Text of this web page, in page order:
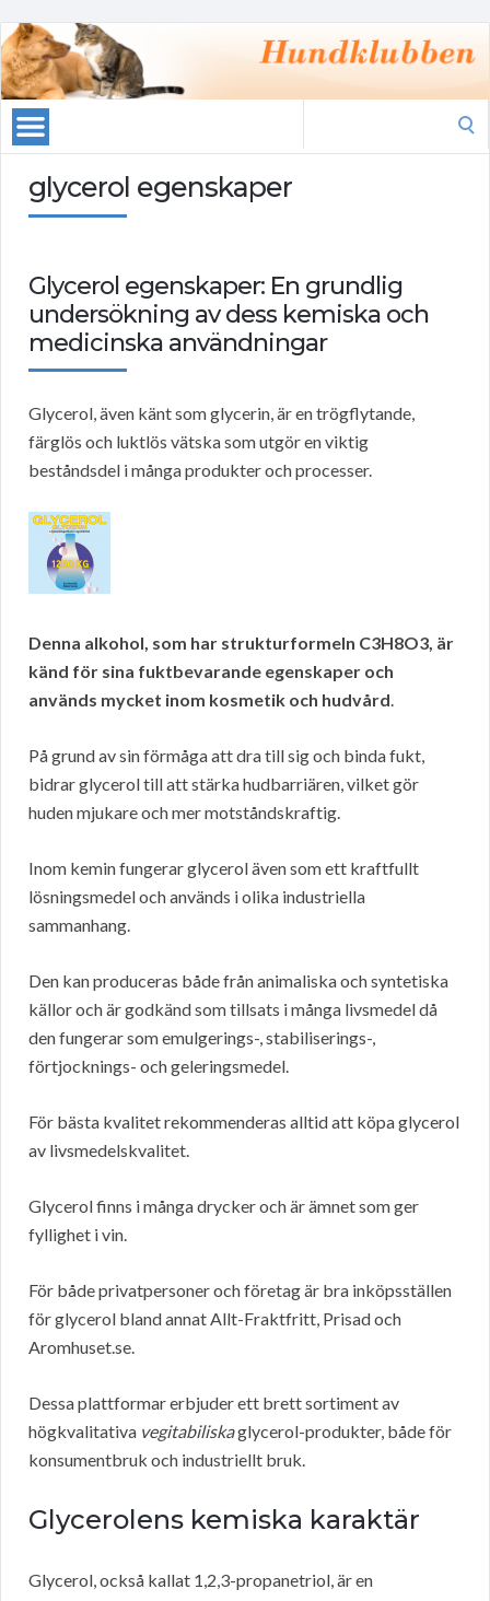
glycerol egenskaper
Glycerol egenskaper: En grundlig
undersökning av dess kemiska och
medicinska användningar
Glycerol, även känt som glycerin, är en trögflytande,
färglös och luktlös vätska som utgör en viktig
beståndsdel i många produkter och processer.
Denna alkohol, som har strukturformeln C3H8O3, är
känd för sina fuktbevarande egenskaper och
används mycket inom kosmetik och hudvård.
På grund av sin förmåga att dra till sig och binda fukt,
bidrar glycerol till att stärka hudbarriären, vilket gör
huden mjukare och mer motståndskraftig.
Inom kemin fungerar glycerol även som ett kraftfullt
lösningsmedel och används i olika industriella
sammanhang.
Den kan produceras både från animaliska och syntetiska
källor och är godkänd som tillsats i många livsmedel då
den fungerar som emulgerings-, stabiliserings-,
förtjocknings- och geleringsmedel.
För bästa kvalitet rekommenderas alltid att köpa glycerol
av livsmedelskvalitet.
Glycerol finns i många drycker och är ämnet som ger
fyllighet i vin.
För både privatpersoner och företag är bra inköpsställen
för glycerol bland annat Allt-Fraktfritt, Prisad och
Aromhuset.se.
Dessa plattformar erbjuder ett brett sortiment av
högkvalitativa vegitabiliskaglycerol-produkter, både för
konsumentbruk och industriellt bruk.
Glycerolens kemiska karaktär
Glycerol, också kallat 1,2,3-propanetriol, är en